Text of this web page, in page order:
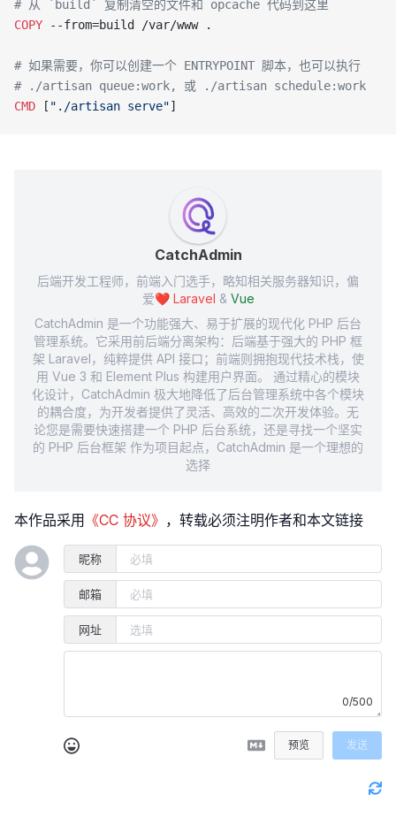
# 从 `build` 复制清空的文件和 opcache 代码到这里
COPY --from=build /var/www .
# 如果需要，你可以创建一个 ENTRYPOINT 脚本，也可以执行
# ./artisan queue:work, 或 ./artisan schedule:work
CMD [ "./artisan serve"]
CatchAdmin
后端开发工程师，前端入门选手，略知相关服务器知识，偏
爱❤️ Laravel & Vue
CatchAdmin 是一个功能强大、易于扩展的现代化 PHP 后台
管理系统。它采用前后端分离架构：后端基于强大的 PHP 框
架 Laravel，纯粹提供 API 接口；前端则拥抱现代技术栈，使
用 Vue 3 和 Element Plus 构建用户界面。 通过精心的模块
化设计，CatchAdmin 极大地降低了后台管理系统中各个模块
的耦合度，为开发者提供了灵活、高效的二次开发体验。无
论您是需要快速搭建一个 PHP 后台系统，还是寻找一个坚实
的 PHP 后台框架 作为项目起点，CatchAdmin 是一个理想的
选择
本作品采用 《CC 协议》 ，转载必须注明作者和本文链接
昵称
邮箱
网址
0/500
预览 发送